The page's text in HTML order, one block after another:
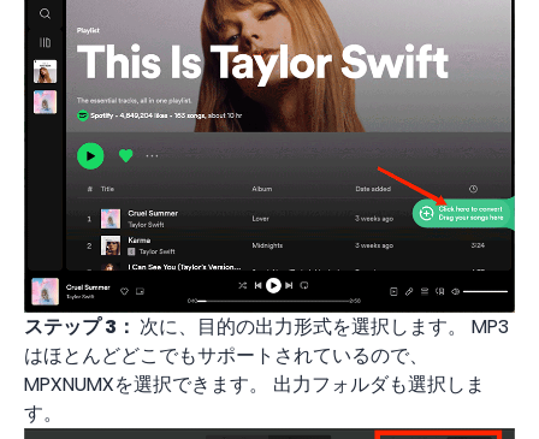
ステップ 3： 次に、目的の出力形式を選択します。 MP3
はほとんどどこでもサポートされているので、
MPXNUMXを選択できます。 出力フォルダも選択しま
す。